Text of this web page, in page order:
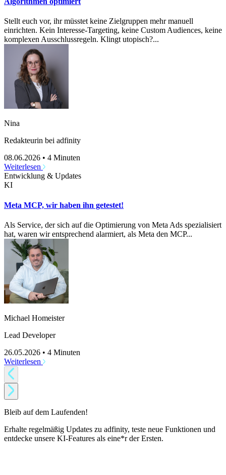
Stellt euch vor, ihr müsstet keine Zielgruppen mehr manuell
einrichten. Kein Interesse-Targeting, keine Custom Audiences, keine
komplexen Ausschlussregeln. Klingt utopisch?...
Nina
Redakteurin bei adfinity
08.06.2026 • 4 Minuten
Weiterlesen
Entwicklung & Updates
KI
Meta MCP, wir haben ihn getestet!
Als Service, der sich auf die Optimierung von Meta Ads spezialisiert
hat, waren wir entsprechend alarmiert, als Meta den MCP...
Michael Homeister
Lead Developer
26.05.2026 • 4 Minuten
Weiterlesen
Bleib auf dem Laufenden!
Erhalte regelmäßig Updates zu adfinity, teste neue Funktionen und
entdecke unsere KI-Features als eine*r der Ersten.